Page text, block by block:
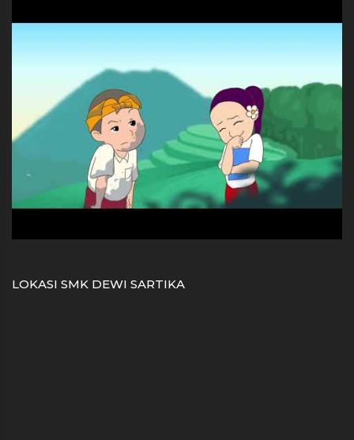
LOKASI SMK DEWI SARTIKA